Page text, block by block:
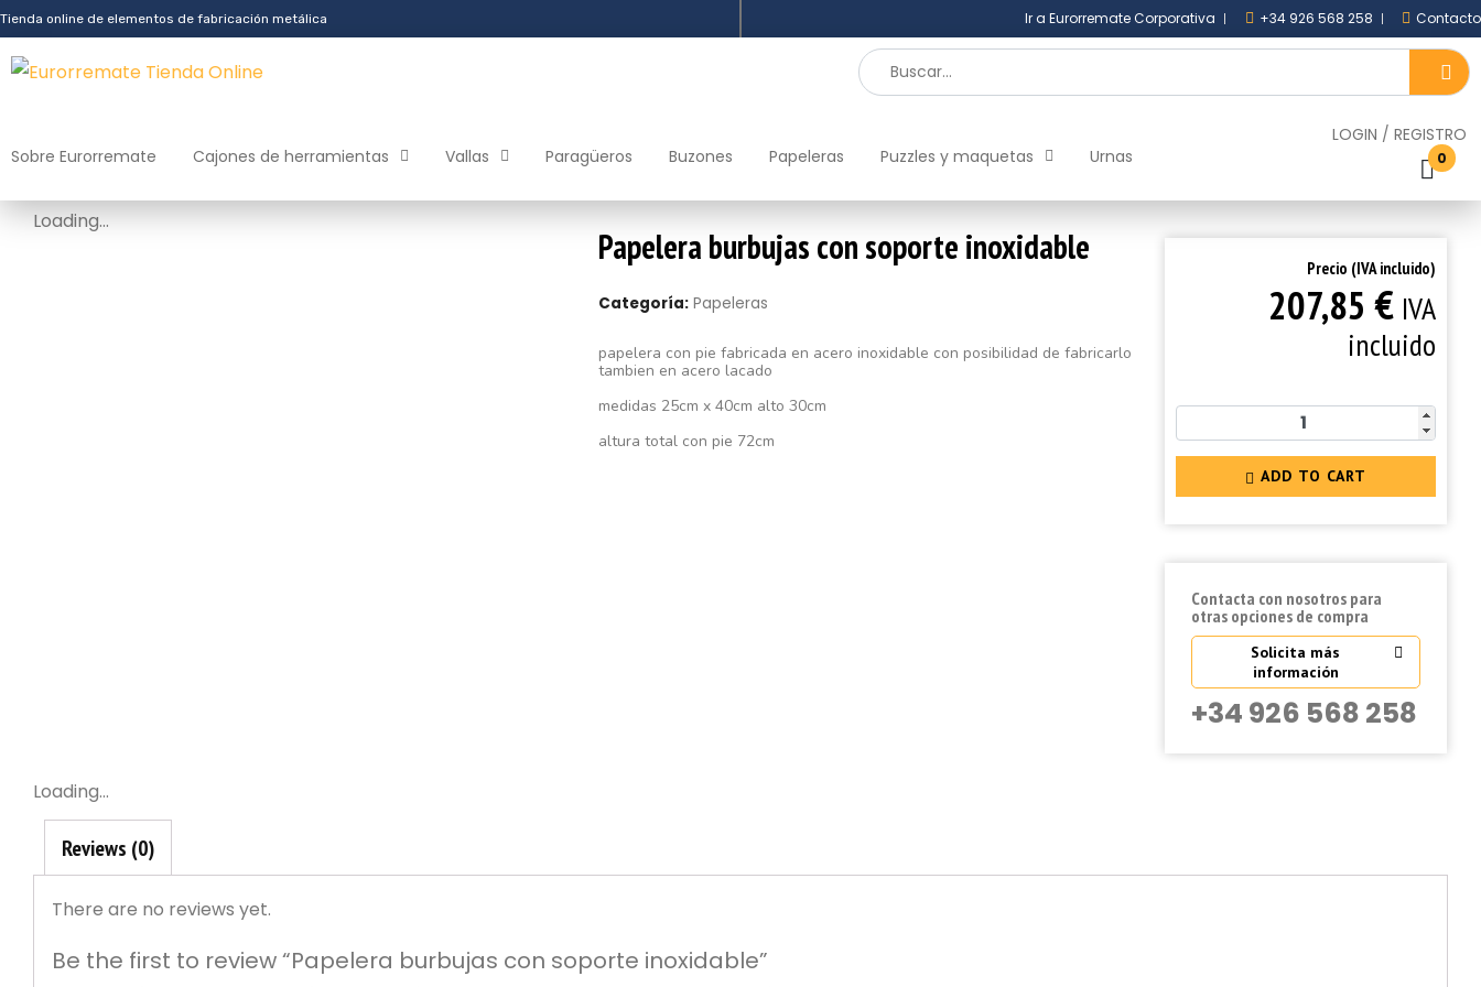
Tienda online de elementos de fabricación metálica Ir a Eurorremate Corporativa +34 926 568 258 Contacto
Sobre Eurorremate Cajones de herramientas Vallas Paragüeros Buzones Papeleras Puzzles y maquetas Urnas
LOGIN / REGISTRO
0
Loading...
Papelera burbujas con soporte inoxidable
Categoría: Papeleras
papelera con pie fabricada en acero inoxidable con posibilidad de fabricarlo
tambien en acero lacado
medidas 25cm x 40cm alto 30cm
altura total con pie 72cm
Precio (IVA incluido)
207,85€ IVA
incluido
ADD TO CART
Contacta con nosotros para
otras opciones de compra
Solicita más
información
+34 926 568 258
Loading...
Reviews (0)
There are no reviews yet.
Be the first to review “Papelera burbujas con soporte inoxidable”